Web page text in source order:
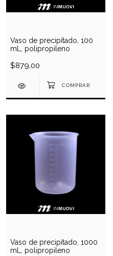
Vaso de precipitado, 100
mL, polipropileno
$879,00
Vaso de precipitado, 1000
mL, polipropileno